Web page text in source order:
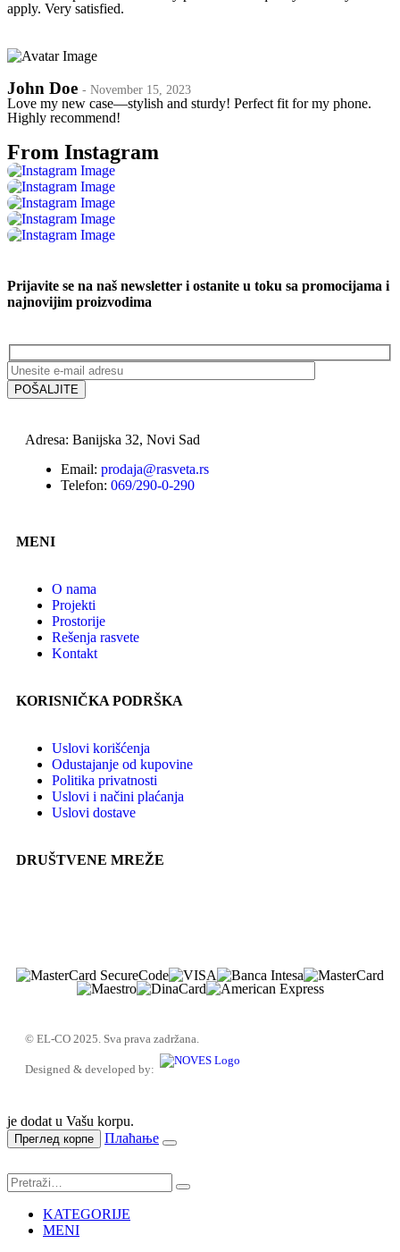
apply. Very satisfied.
John Doe - November 15, 2023
Love my new case—stylish and sturdy! Perfect fit for my phone.
Highly recommend!
From Instagram
Prijavite se na naš newsletter i ostanite u toku sa promocijama i
najnovijim proizvodima
Adresa: Banijska 32, Novi Sad
Email: prodaja@rasveta.rs
Telefon: 069/290-0-290
MENI
O nama
Projekti
Prostorije
Rešenja rasvete
Kontakt
KORISNIČKA PODRŠKA
Uslovi korišćenja
Odustajanje od kupovine
Politika privatnosti
Uslovi i načini plaćanja
Uslovi dostave
DRUŠTVENE MREŽE
© EL-CO 2025. Sva prava zadržana.
Designed & developed by:
je dodat u Vašu korpu.
Преглед корпе Плаћање
KATEGORIJE
MENI